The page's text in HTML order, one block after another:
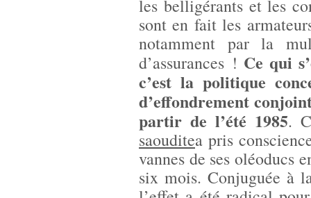
les belligérants et les
sont en fait les
notamment par la
d’assurances ! Ce qui
c’est la politique
d’effondrement
partir de l’été 1985.
saouditea pris
vannes de ses oléoducs
six mois. Conjuguée à